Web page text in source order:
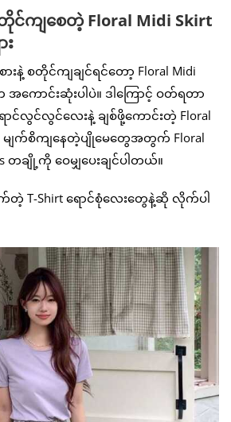
တိုင်ကျစေတဲ့ Floral Midi Skirt
း
နဲ့ စတိုင်ကျချင်ရင်တော့ Floral Midi
ောင်းဆုံးပါပဲ။ ဒါကြောင့် ဝတ်ရတာ
ရောင်လွင်လွင်လေးနဲ့ ချစ်ဖို့ကောင်းတဲ့ Floral
မျက်စိကျနေတဲ့ပျိုမေတွေအတွက် Floral
တချို့ကို ဝေမျှပေးချင်ပါတယ်။
T-Shirt ရောင်စုံလေးတွေနဲ့ဆို လိုက်ပါ